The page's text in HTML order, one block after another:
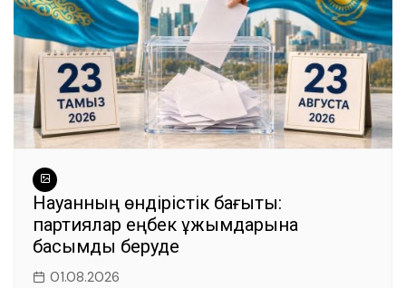
Науқанның өндірістік бағыты:
партиялар еңбек ұжымдарына
басымдық беруде
01.08.2026